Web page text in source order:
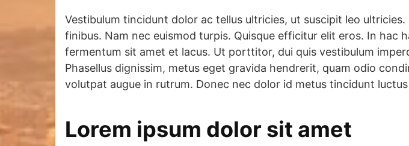
Vestibulum tincidunt dolor ac tellus ultricies, ut suscipit leo
finibus. Nam nec euismod turpis. Quisque efficitur elit eros. In hac
fermentum sit amet et lacus. Ut porttitor, dui quis vestibulum
Phasellus dignissim, metus eget gravida hendrerit, quam odio
volutpat augue in rutrum. Donec nec dolor id metus tincidunt
Lorem ipsum dolor sit amet